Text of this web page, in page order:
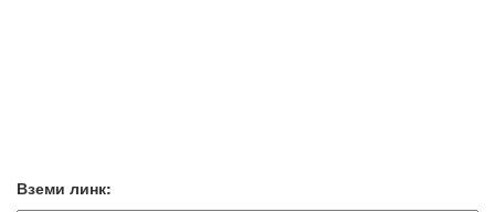
Вземи линк: